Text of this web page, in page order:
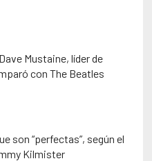
Mustaine, líder de
con The Beatles
son “perfectas”, según el
Kilmister